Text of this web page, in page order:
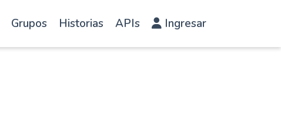
Grupos Historias APIs Ingresar